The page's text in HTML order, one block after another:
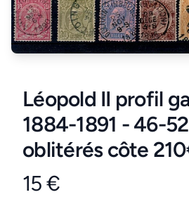
Léopold II profil
1884-1891 - 46-
oblitérés côte
Product information
15 €